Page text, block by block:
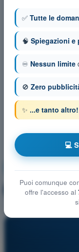
🔒
✅ Tutte le
🧠 Spiegazioni e
♾️ Nessun limite
🚫 Zero
✨ ...e tanto altro!
💻
Puoi comunque
offre l'accesso al